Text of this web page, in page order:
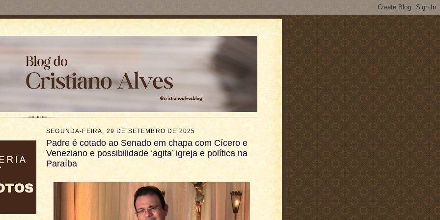
SEGUNDA-FEIRA, 29 DE SETEMBRO DE 2025
Padre é cotado ao Senado em chapa com Cícero e
Veneziano e possibilidade ‘agita’ igreja e política na
Paraíba